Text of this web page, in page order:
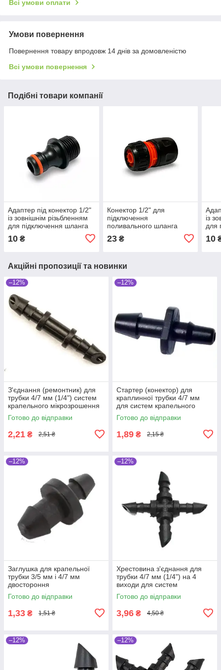
Всі умови оплати
Умови повернення
Повернення товару впродовж 14 днів за домовленістю
Всі умови повернення
Подібні товари компанії
Адаптер під конектор 1/2"
із зовнішнім різьбленням
для підключення шланга
10 ₴
Конектор 1/2" для
підключення
поливального шланга
23₴
із
для
10
Акційні пропозиції та новинки
–12%
З'єднання (ремонтник) для
трубки 4/7 мм (1/4") систем
крапельного мікрозрошення
рослин
Готово до відправки
2,21 ₴ 2,51 ₴
–12%
Стартер (конектор) для
краплинної трубки 4/7 мм
для систем крапельного
поливу та мікрозрошення
рослин
Готово до відправки
1,89 ₴ 2,15 ₴
–12%
Заглушка для крапельної
трубки 3/5 мм і 4/7 мм
двостороння
Готово до відправки
1,33 ₴ 1,51 ₴
–12%
Хрестовина з'єднання для
трубки 4/7 мм (1/4") на 4
виходи для систем
краплинного зрошення
рослин
Готово до відправки
3,96 ₴ 4,50 ₴
–12% –12%